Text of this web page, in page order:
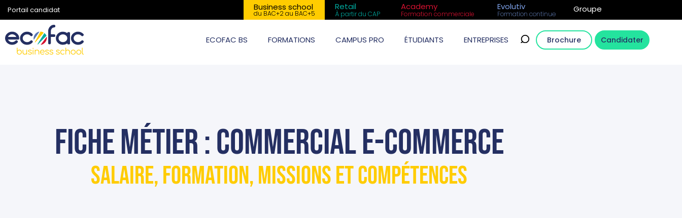
Portail candidat Business school
du BAC+2 au BAC+5
Retail
À partir du CAP
Academy
Formation commerciale
Evolutiv
Formation continue Groupe
ECOFAC BS FORMATIONS CAMPUS PRO ÉTUDIANTS ENTREPRISES Brochure Candidater
Fiche métier : commercial e-commerce
Salaire, formation, missions et compétences